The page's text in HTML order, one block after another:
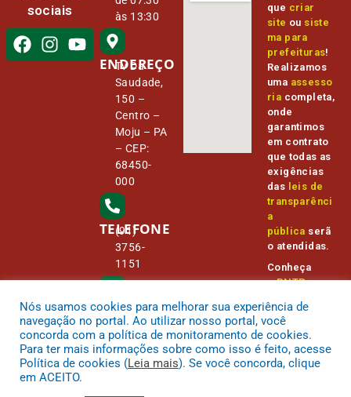
sociais
às 13:30
ENDEREÇO
Tv Da
Saudade,
150 –
Centro –
Moju – PA
– CEP:
68450-
000
TELEFONE
(91)
3756-
1151
E-MAIL
camara@
cmmoju.p
a.gov.br
que criar
site ou siste
ma para
prefeituras!
Realizamos
uma assesso
ria completa,
onde
garantimos
em contrato
que todas as
exigências
das leis de
transparênci
a
pública serã
o atendidas.
Conheça
oPNTPe
Transparênc
ia Pública
Nós usamos cookies para melhorar sua experiência de
navegação no portal. Ao utilizar nosso portal, você
concorda com a política de monitoramento de cookies.
Para ter mais informações sobre como isso é feito, acesse
Política de cookies (Leia mais). Se você concorda, clique
em ACEITO.